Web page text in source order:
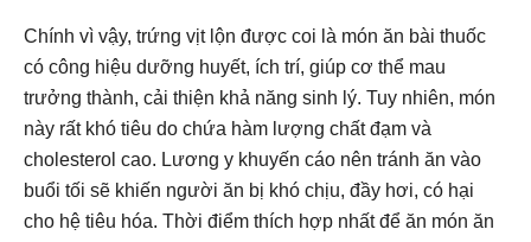
Chính vì vậy, trứng vịt lộn được coi là món ăn bài thuốc
có công hiệu dưỡng huyết, ích trí, giúp cơ thể mau
trưởng thành, cải thiện khả năng sinh lý. Tuy nhiên, món
này rất khó tiêu do chứa hàm lượng chất đạm và
cholesterol cao. Lương y khuyến cáo nên tránh ăn vào
buổi tối sẽ khiến người ăn bị khó chịu, đầy hơi, có hại
cho hệ tiêu hóa. Thời điểm thích hợp nhất để ăn món ăn